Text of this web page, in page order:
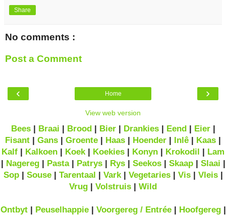
Share
No comments :
Post a Comment
‹ ›
Home
View web version
Bees| Braai | Brood| Bier| Drankies| Eend| Eier|
Fisant | Gans | Groente | Haas | Hoender | Inlê | Kaas |
Kalf | Kalkoen | Koek | Koekies | Konyn | Krokodil | Lam
| Nagereg| Pasta| Patrys| Rys| Seekos| Skaap| Slaai |
Sop| Souse| Tarentaal | Vark| Vegetaries| Vis| Vleis|
Vrug | Volstruis | Wild
Ontbyt| Peuselhappie| Voorgereg / Entrée| Hoofgereg|